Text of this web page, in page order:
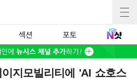
섹션 포토
지모빌리티에 'AI 쇼호스